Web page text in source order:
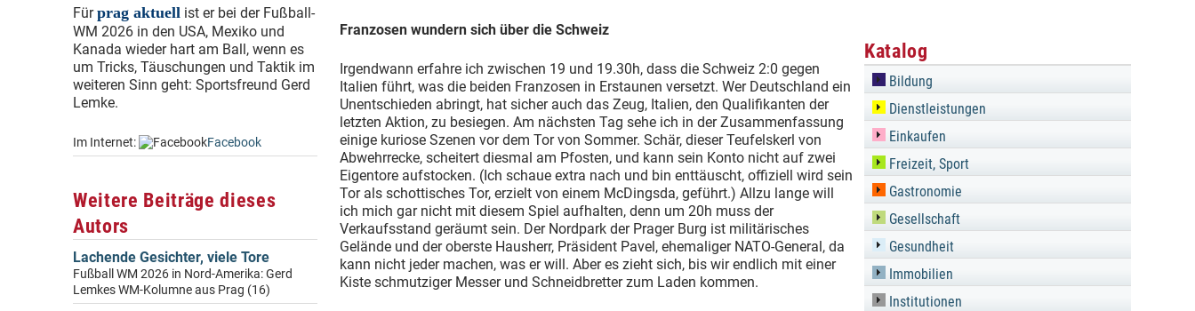
Fürprag aktuell ist er bei der Fußball-
WM 2026 in den USA, Mexiko und
Kanada wieder hart am Ball, wenn es
um Tricks, Täuschungen und Taktik im
weiteren Sinn geht: Sportsfreund Gerd
Lemke.
Im Internet: Facebook
Weitere Beiträge dieses
Autors
Lachende Gesichter, viele Tore
Fußball WM 2026 in Nord-Amerika: Gerd
Lemkes WM-Kolumne aus Prag (16)
Franzosen wundern sich über die Schweiz
Irgendwann erfahre ich zwischen 19 und 19.30h, dass die Schweiz 2:0 gegen
Italien führt, was die beiden Franzosen in Erstaunen versetzt. Wer Deutschland ein
Unentschieden abringt, hat sicher auch das Zeug, Italien, den Qualifikanten der
letzten Aktion, zu besiegen. Am nächsten Tag sehe ich in der Zusammenfassung
einige kuriose Szenen vor dem Tor von Sommer. Schär, dieser Teufelskerl von
Abwehrrecke, scheitert diesmal am Pfosten, und kann sein Konto nicht auf zwei
Eigentore aufstocken. (Ich schaue extra nach und bin enttäuscht, offiziell wird sein
Tor als schottisches Tor, erzielt von einem McDingsda, geführt.) Allzu lange will
ich mich gar nicht mit diesem Spiel aufhalten, denn um 20h muss der
Verkaufsstand geräumt sein. Der Nordpark der Prager Burg ist militärisches
Gelände und der oberste Hausherr, Präsident Pavel, ehemaliger NATO-General, da
kann nicht jeder machen, was er will. Aber es zieht sich, bis wir endlich mit einer
Kiste schmutziger Messer und Schneidbretter zum Laden kommen.
Katalog
Bildung
Dienstleistungen
Einkaufen
Freizeit, Sport
Gastronomie
Gesellschaft
Gesundheit
Immobilien
Institutionen